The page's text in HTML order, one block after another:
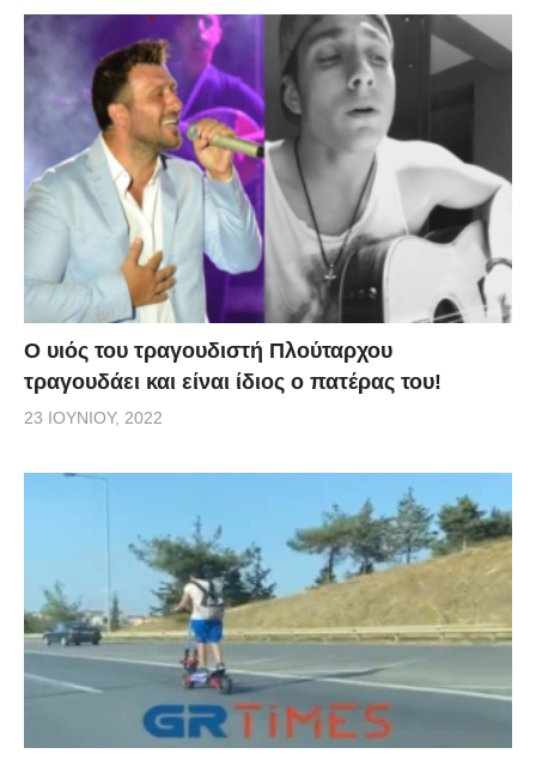
O υιός του τραγουδιστή Πλούταρχου
τραγουδάει και είναι ίδιος ο πατέρας του!
23 ΙΟΥΝΊΟΥ, 2022